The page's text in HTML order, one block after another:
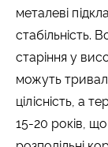
металеві
стабільність.
старіння у
можуть
цілісність, а
15-20 років,